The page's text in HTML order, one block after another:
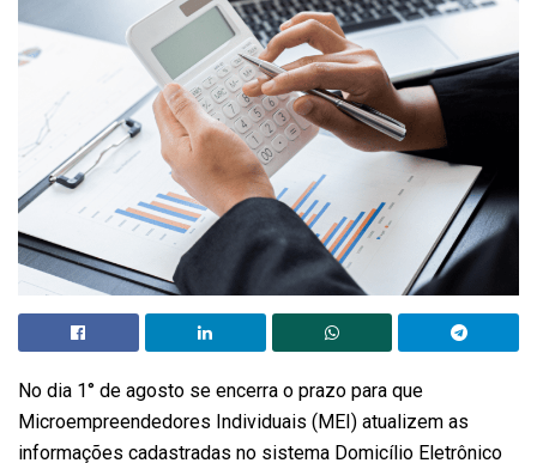
No dia 1° de agosto se encerra o prazo para que
Microempreendedores Individuais (MEI) atualizem as
informações cadastradas no sistema Domicílio Eletrônico